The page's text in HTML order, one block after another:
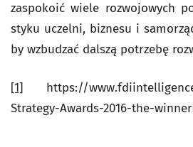
zaspokoić wiele rozwojowych
styku uczelni, biznesu i
by wzbudzać dalszą potrzebę
[1]
https://
Strategy-Awards-2016-the-